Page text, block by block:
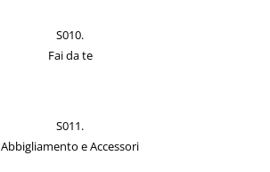
S010.
Fai da te
S011.
Abbigliamento e Accessori